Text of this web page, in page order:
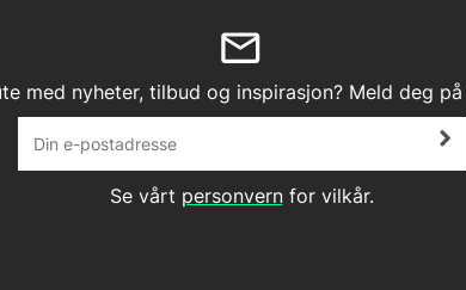
med nyheter, tilbud og inspirasjon? Meld deg
Se vårt personvernfor vilkår.